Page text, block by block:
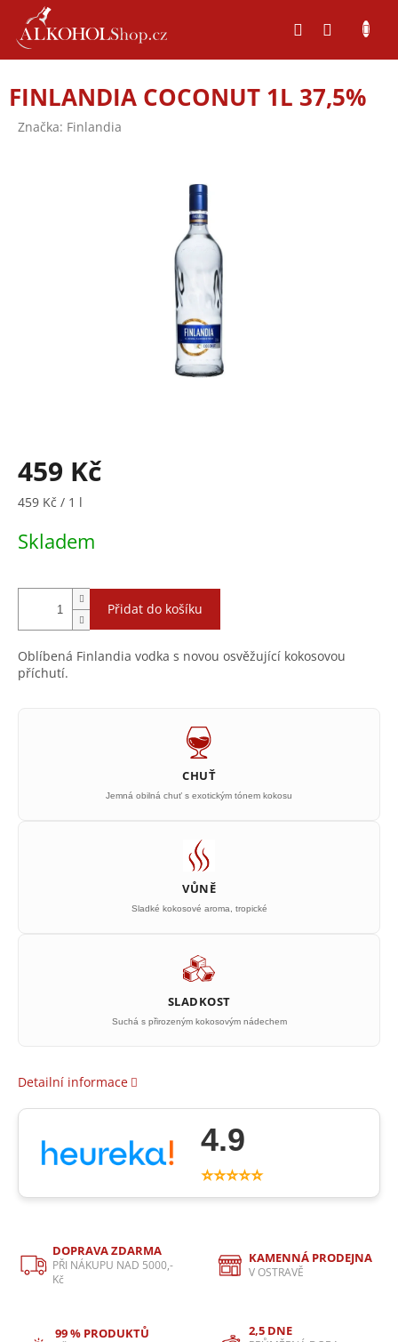
obsah
FINLANDIA COCONUT 1L 37,5%
Značka: Finlandia
459 Kč
Měrná
459 Kč / 1 l
Skladem
Přidat do košíku
Oblíbená Finlandia vodka s novou osvěžující kokosovou
příchutí.
CHUŤ
Jemná obilná chuť s exotickým tónem kokosu
VŮNĚ
Sladké kokosové aroma, tropické
SLADKOST
Suchá s přirozeným kokosovým nádechem
Detailní informace
4.9
⭐⭐⭐⭐⭐
DOPRAVA ZDARMA
PŘI NÁKUPU NAD 5000,-
Kč
KAMENNÁ PRODEJNA
V OSTRAVĚ
99 % PRODUKTŮ 2,5 DNE